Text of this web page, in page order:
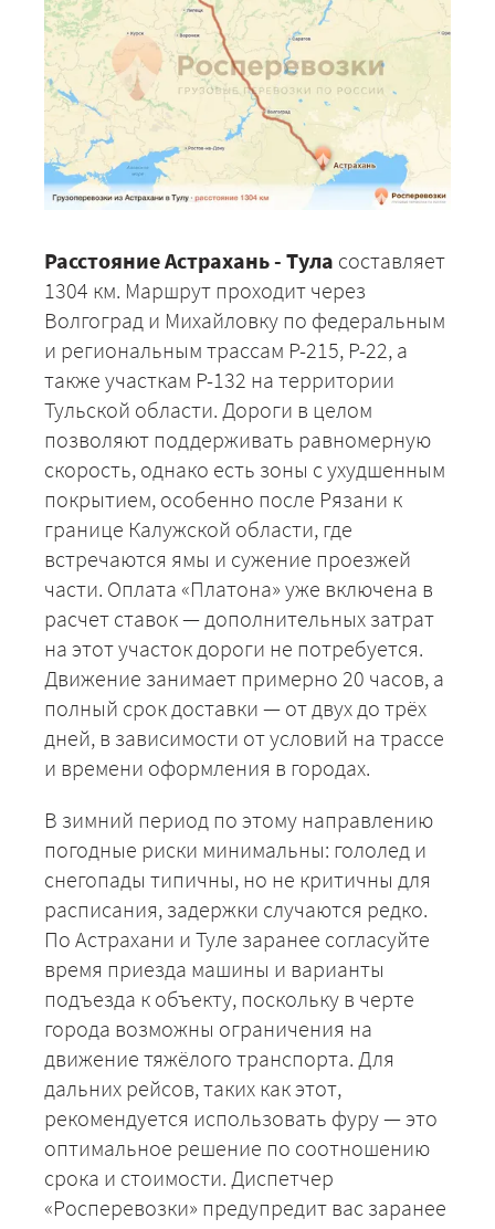
Расстояние Астрахань - Тула составляет
1304 км. Маршрут проходит через
Волгоград и Михайловку по федеральным
и региональным трассам Р-215, Р-22, а
также участкам Р-132 на территории
Тульской области. Дороги в целом
позволяют поддерживать равномерную
скорость, однако есть зоны с ухудшенным
покрытием, особенно после Рязани к
границе Калужской области, где
встречаются ямы и сужение проезжей
части. Оплата «Платона» уже включена в
расчет ставок — дополнительных затрат
на этот участок дороги не потребуется.
Движение занимает примерно 20 часов, а
полный срок доставки — от двух до трёх
дней, в зависимости от условий на трассе
и времени оформления в городах.
В зимний период по этому направлению
погодные риски минимальны: гололед и
снегопады типичны, но не критичны для
расписания, задержки случаются редко.
По Астрахани и Туле заранее согласуйте
время приезда машины и варианты
подъезда к объекту, поскольку в черте
города возможны ограничения на
движение тяжёлого транспорта. Для
дальних рейсов, таких как этот,
рекомендуется использовать фуру — это
оптимальное решение по соотношению
срока и стоимости. Диспетчер
«Росперевозки» предупредит вас заранее